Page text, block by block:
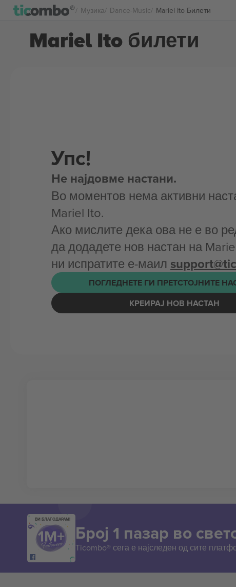
Музика Dance-Music Mariel Ito Билети
Mariel Ito билети
Упс!
Не најдовме настани.
Во моментов нема активни
Mariel Ito.
Ако мислите дека ова не е во
да додадете нов настан на
ни испратите е-маил
ПОГЛЕДНЕТЕ ГИ ПРЕТСТОЈНИТЕ
КРЕИРАЈ НОВ НАСТАН
ВИ БЛАГОДАРАМ!
Број 1 пазар во
Ticombo® сега е најследен од сите